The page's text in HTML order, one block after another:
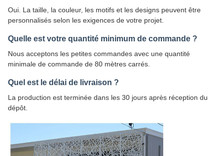
Oui. La taille, la couleur, les motifs et les designs peuvent être
personnalisés selon les exigences de votre projet.
Quelle est votre quantité minimum de commande ?
Nous acceptons les petites commandes avec une quantité
minimale de commande de 80 mètres carrés.
Quel est le délai de livraison ?
La production est terminée dans les 30 jours après réception du
dépôt.